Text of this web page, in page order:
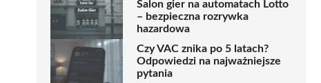
Salon gier na automatach Lotto
– bezpieczna rozrywka
hazardowa
Czy VAC znika po 5 latach?
Odpowiedzi na najważniejsze
pytania